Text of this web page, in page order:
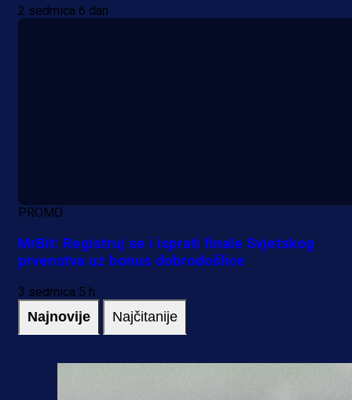
2 sedmica 6 dan
PROMO
MrBit: Registruj se i isprati finale Svjetskog
prvenstva uz bonus dobrodošlice
3 sedmica 5 h
Najnovije Najčitanije